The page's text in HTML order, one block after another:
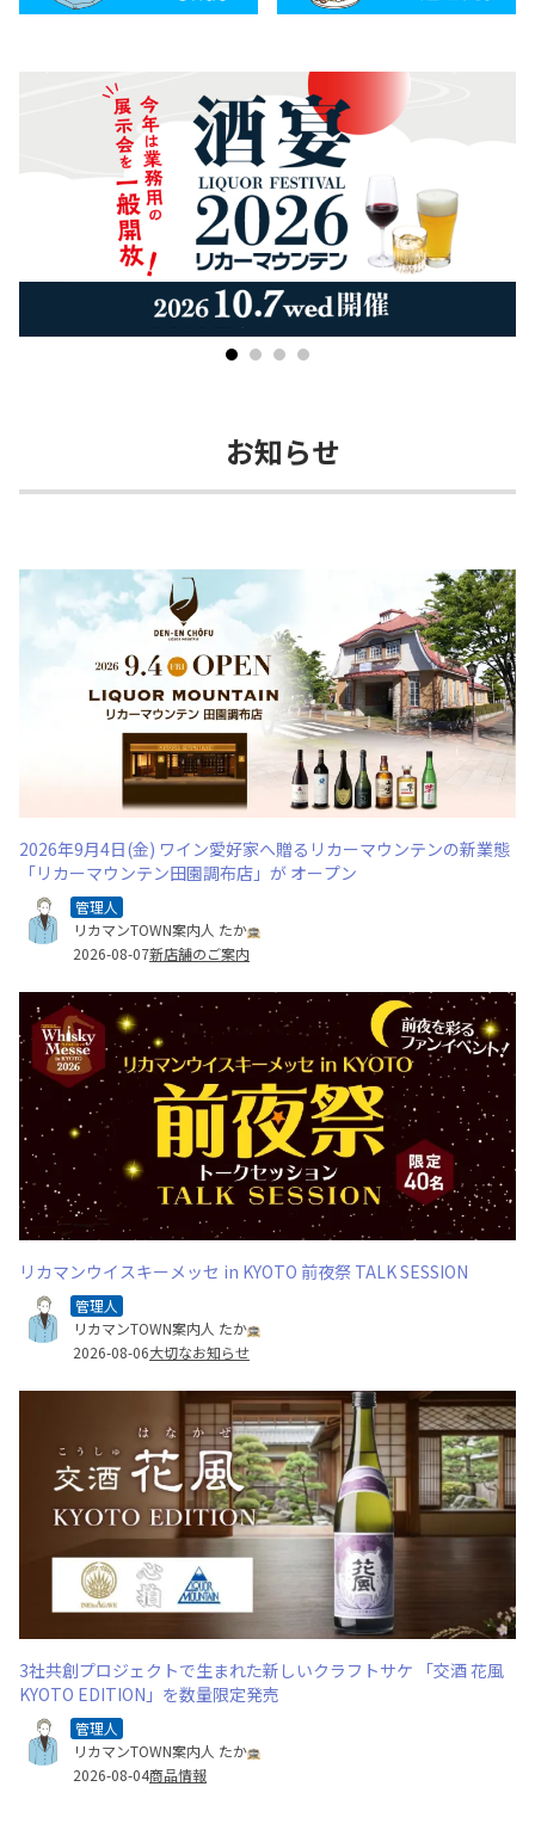
​お知らせ
2026年9月4日(金) ワイン愛好家へ贈るリカーマウンテンの新業態
「リカーマウンテン田園調布店」が オープン
管理人
リカマンTOWN案内人 たか
2026-08-07新店舗のご案内
リカマンウイスキーメッセ in KYOTO 前夜祭 TALK SESSION
管理人
リカマンTOWN案内人 たか
2026-08-06大切なお知らせ
3社共創プロジェクトで生まれた新しいクラフトサケ 「交酒 花風
KYOTO EDITION」を数量限定発売
管理人
リカマンTOWN案内人 たか
2026-08-04商品情報